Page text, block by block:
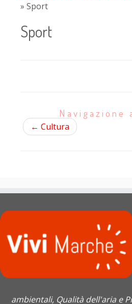
» Sport
Sport
Navigazione
← Cultura
ambientali, Qualità dell'aria e